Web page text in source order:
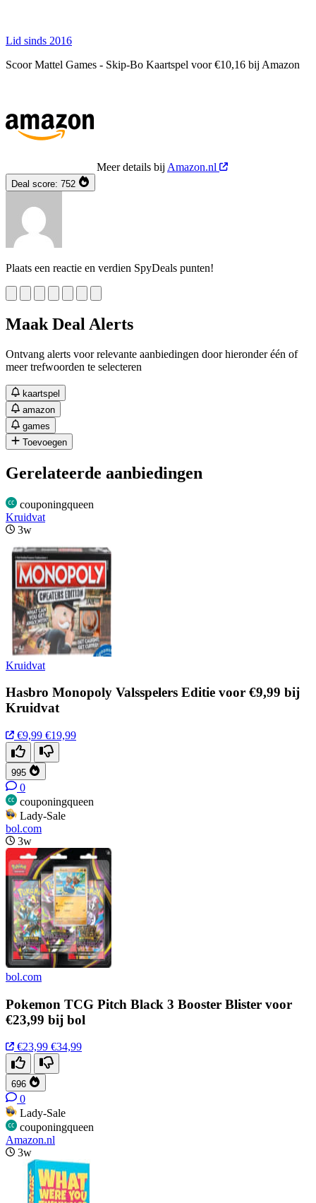
Lid sinds 2016
Scoor Mattel Games - Skip-Bo Kaartspel voor €10,16 bij Amazon
Meer details bij Amazon.nl
Deal score: 752
Plaats een reactie en verdien SpyDeals punten!
Maak Deal Alerts
Ontvang alerts voor relevante aanbiedingen door hieronder één of
meer trefwoorden te selecteren
kaartspel
amazon
games
Toevoegen
Gerelateerde aanbiedingen
couponingqueen
Kruidvat
3w
Kruidvat
Hasbro Monopoly Valsspelers Editie voor €9,99 bij
Kruidvat
€9,99 €19,99
995
0
couponingqueen
Lady-Sale
bol.com
3w
bol.com
Pokemon TCG Pitch Black 3 Booster Blister voor
€23,99 bij bol
€23,99 €34,99
696
0
Lady-Sale
couponingqueen
Amazon.nl
3w